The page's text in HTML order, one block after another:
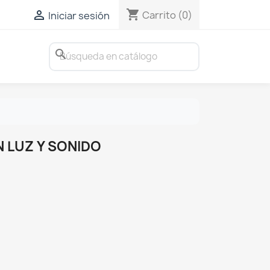
 Iniciar sesión shopping_cart Carrito (0)
search
LUZ Y SONIDO